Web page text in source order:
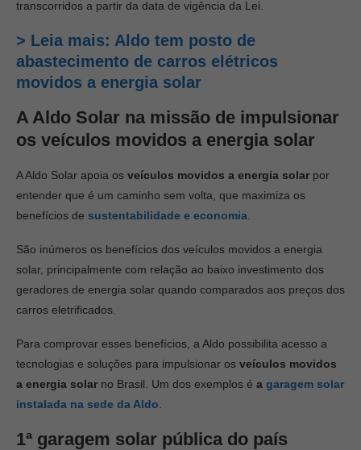
transcorridos a partir da data de vigência da Lei.
> Leia mais: Aldo tem posto de
abastecimento de carros elétricos
movidos a energia solar
A Aldo Solar na missão de impulsionar
os veículos movidos a energia solar
A Aldo Solar apoia os veículos movidos a energia solar por
entender que é um caminho sem volta, que maximiza os
benefícios de sustentabilidade e economia
São inúmeros os benefícios dos veículos movidos a energia
solar, principalmente com relação ao baixo investimento dos
geradores de energia solar quando comparados aos preços dos
carros eletrificados.
Para comprovar esses benefícios, a Aldo possibilita acesso a
tecnologias e soluções para impulsionar os veículos movidos
a energia solar no Brasil. Um dos exemplos é a garagem solar
instalada na sede da Aldo
1ª garagem solar pública do país